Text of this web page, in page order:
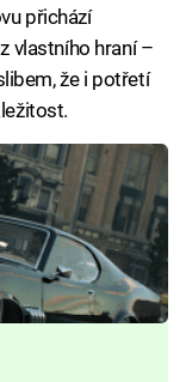
přichází
vlastního hraní –
že i potřetí